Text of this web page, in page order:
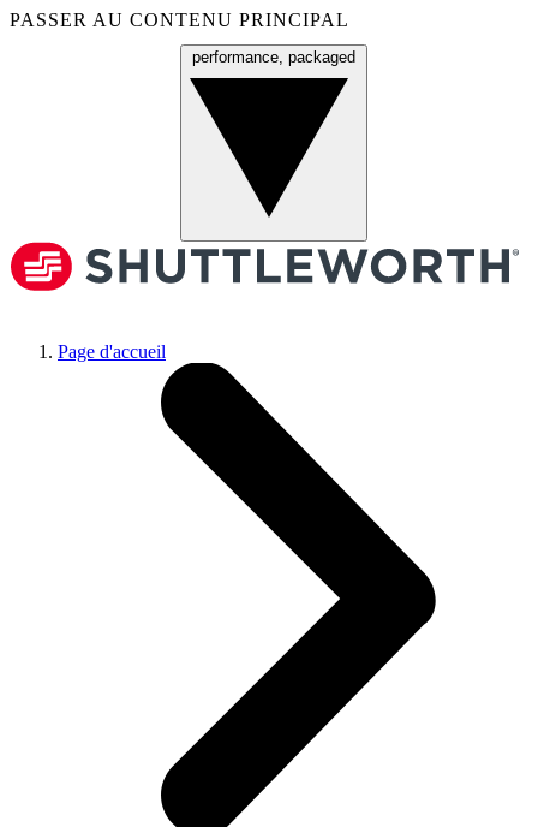
PASSER AU CONTENU PRINCIPAL
performance, packaged
Page d'accueil